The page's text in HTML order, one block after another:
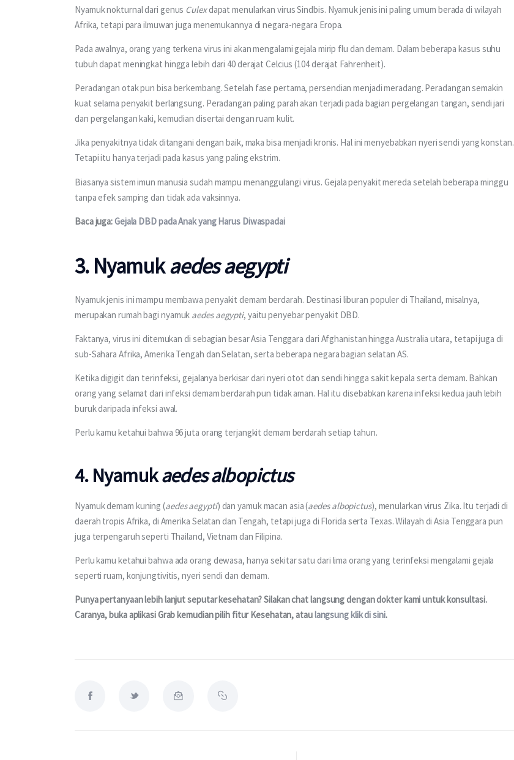
Nyamuk nokturnal dari genus Culex dapat menularkan virus Sindbis. Nyamuk jenis ini paling umum berada di wilayah
Afrika, tetapi para ilmuwan juga menemukannya di negara-negara Eropa.
Pada awalnya, orang yang terkena virus ini akan mengalami gejala mirip flu dan demam. Dalam beberapa kasus suhu
tubuh dapat meningkat hingga lebih dari 40 derajat Celcius (104 derajat Fahrenheit).
Peradangan otak pun bisa berkembang. Setelah fase pertama, persendian menjadi meradang. Peradangan semakin
kuat selama penyakit berlangsung. Peradangan paling parah akan terjadi pada bagian pergelangan tangan, sendi jari
dan pergelangan kaki, kemudian disertai dengan ruam kulit.
Jika penyakitnya tidak ditangani dengan baik, maka bisa menjadi kronis. Hal ini menyebabkan nyeri sendi yang konstan.
Tetapi itu hanya terjadi pada kasus yang paling ekstrim.
Biasanya sistem imun manusia sudah mampu menanggulangi virus. Gejala penyakit mereda setelah beberapa minggu
tanpa efek samping dan tidak ada vaksinnya.
Baca juga: Gejala DBD pada Anak yang Harus Diwaspadai
3. Nyamukaedes aegypti
Nyamuk jenis ini mampu membawa penyakit demam berdarah. Destinasi liburan populer di Thailand, misalnya,
merupakan rumah bagi nyamuk aedes aegypti, yaitu penyebar penyakit DBD.
Faktanya, virus ini ditemukan di sebagian besar Asia Tenggara dari Afghanistan hingga Australia utara, tetapi juga di
sub-Sahara Afrika, Amerika Tengah dan Selatan, serta beberapa negara bagian selatan AS.
Ketika digigit dan terinfeksi, gejalanya berkisar dari nyeri otot dan sendi hingga sakit kepala serta demam. Bahkan
orang yang selamat dari infeksi demam berdarah pun tidak aman. Hal itu disebabkan karena infeksi kedua jauh lebih
buruk daripada infeksi awal.
Perlu kamu ketahui bahwa 96 juta orang terjangkit demam berdarah setiap tahun.
4. Nyamukaedes albopictus
Nyamuk demam kuning (aedes aegypti) dan yamuk macan asia (aedes albopictus), menularkan virus Zika. Itu terjadi di
daerah tropis Afrika, di Amerika Selatan dan Tengah, tetapi juga di Florida serta Texas. Wilayah di Asia Tenggara pun
juga terpengaruh seperti Thailand, Vietnam dan Filipina.
Perlu kamu ketahui bahwa ada orang dewasa, hanya sekitar satu dari lima orang yang terinfeksi mengalami gejala
seperti ruam, konjungtivitis, nyeri sendi dan demam.
Punya pertanyaan lebih lanjut seputar kesehatan? Silakan chat langsung dengan dokter kami untuk konsultasi.
Caranya, buka aplikasi Grab kemudian pilih fitur Kesehatan, atau langsung klik di sini.